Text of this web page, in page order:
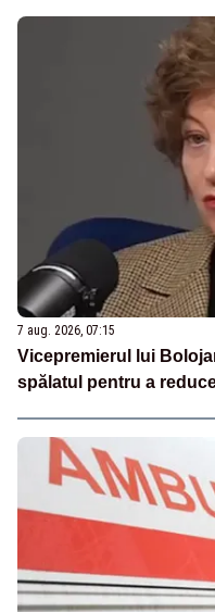
7 aug. 2026, 07:15
Vicepremierul lui
spălatul pentru a